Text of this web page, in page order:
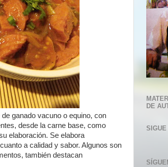
ganado vacuno o equino, con
desde la carne base, como
elaboración. Se elabora
a calidad y sabor. Algunos son
también destacan
DE